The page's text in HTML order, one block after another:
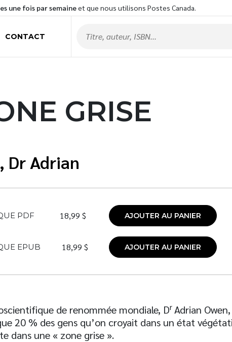
une fois par semaineet que nous utilisons Postes Canada.
CONTACT
GRISE
Dr Adrian
PDF 18,99 $ AJOUTER AU PANIER
EPUB 18,99 $ AJOUTER AU PANIER
de renommée mondiale, Dr Adrian
20 % des gens qu’on croyait dans un état
dans une « zone grise ».